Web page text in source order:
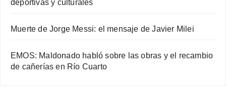
deportivas y culturales
Muerte de Jorge Messi: el mensaje de Javier Milei
EMOS: Maldonado habló sobre las obras y el recambio
de cañerías en Río Cuarto